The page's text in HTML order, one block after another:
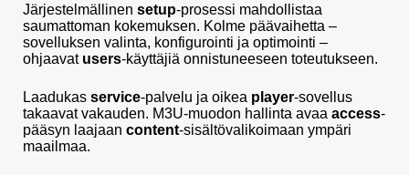
Järjestelmällinen setup-prosessi mahdollistaa
saumattoman kokemuksen. Kolme päävaihetta –
sovelluksen valinta, konfigurointi ja optimointi –
ohjaavat users-käyttäjiä onnistuneeseen toteutukseen.
Laadukas service-palvelu ja oikea player-sovellus
takaavat vakauden. M3U-muodon hallinta avaa access-
pääsyn laajaan content-sisältövalikoimaan ympäri
maailmaa.